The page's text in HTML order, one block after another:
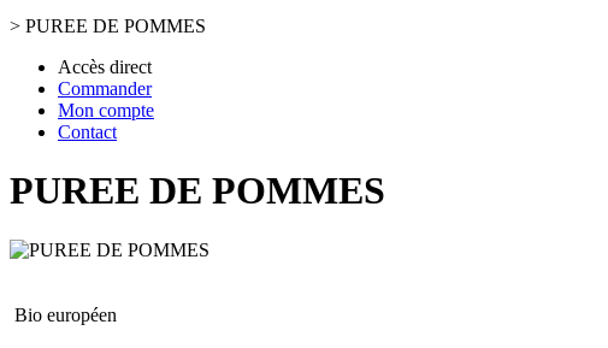
> PUREE DE POMMES
Accès direct
Commander
Mon compte
Contact
PUREE DE POMMES
Bio européen